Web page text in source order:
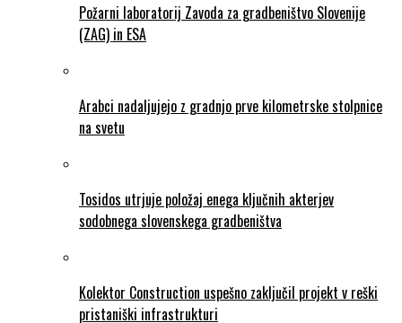
Požarni laboratorij Zavoda za gradbeništvo Slovenije
(ZAG) in ESA
Arabci nadaljujejo z gradnjo prve kilometrske stolpnice
na svetu
Tosidos utrjuje položaj enega ključnih akterjev
sodobnega slovenskega gradbeništva
Kolektor Construction uspešno zaključil projekt v reški
pristaniški infrastrukturi